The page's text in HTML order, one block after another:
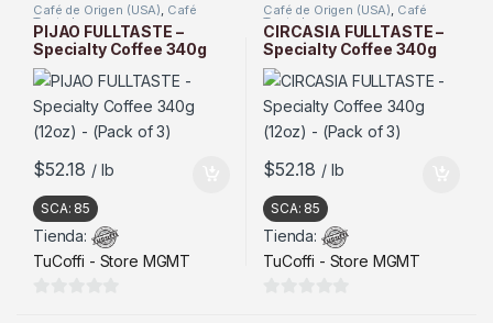
Café de Origen (USA), Café
Tostado
PIJAO FULLTASTE –
Specialty Coffee 340g
(12oz) – (Pack of 3)
$52.18 / lb
SCA: 85
Tienda:
TuCoffi - Store MGMT
Café de Origen (USA), Café
Tostado
CIRCASIA FULLTASTE –
Specialty Coffee 340g
(12oz) – (Pack of 3)
$52.18 / lb
SCA: 85
Tienda:
TuCoffi - Store MGMT